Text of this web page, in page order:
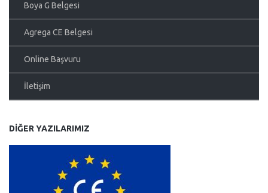
Boya G Belgesi
Agrega CE Belgesi
Online Başvuru
İletişim
DIĞER YAZILARIMIZ